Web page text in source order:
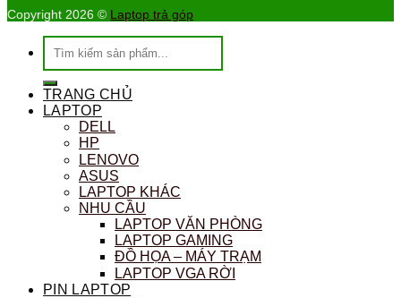
Copyright 2026 © Laptop trả góp
Tìm
kiếm:
TRANG CHỦ
LAPTOP
DELL
HP
LENOVO
ASUS
LAPTOP KHÁC
NHU CẦU
LAPTOP VĂN PHÒNG
LAPTOP GAMING
ĐỒ HỌA – MÁY TRẠM
LAPTOP VGA RỜI
PIN LAPTOP